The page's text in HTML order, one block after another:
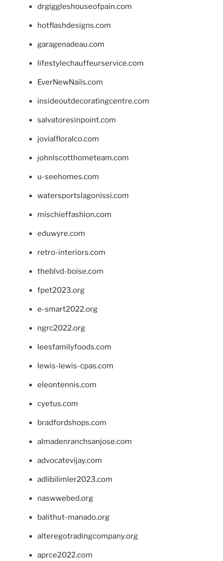
drgiggleshouseofpain.com
hotflashdesigns.com
garagenadeau.com
lifestylechauffeurservice.com
EverNewNails.com
insideoutdecoratingcentre.com
salvatoresinpoint.com
jovialfloralco.com
johnlscotthometeam.com
u-seehomes.com
watersportslagonissi.com
mischieffashion.com
eduwyre.com
retro-interiors.com
theblvd-boise.com
fpet2023.org
e-smart2022.org
ngrc2022.org
leesfamilyfoods.com
lewis-lewis-cpas.com
eleontennis.com
cyetus.com
bradfordshops.com
almadenranchsanjose.com
advocatevijay.com
adlibilimler2023.com
naswwebed.org
balithut-manado.org
alteregotradingcompany.org
aprce2022.com